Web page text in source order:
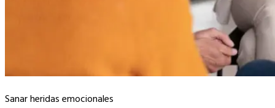
Sanar heridas emocionales